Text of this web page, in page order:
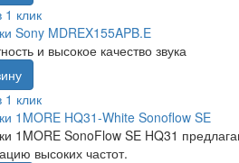
1 клик
Sony MDREX155APB.E
и высокое качество звука
1 клик
1MORE HQ31-White Sonoflow SE
1MORE SonoFlow SE HQ31
высоких частот.